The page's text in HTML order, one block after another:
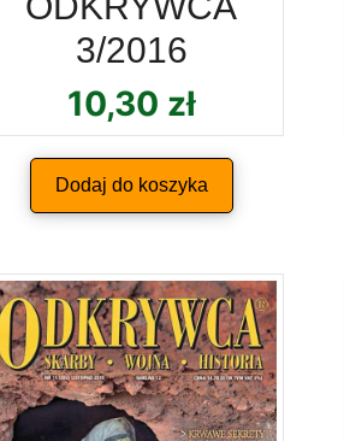
3/2016
10,30 zł
Dodaj do koszyka